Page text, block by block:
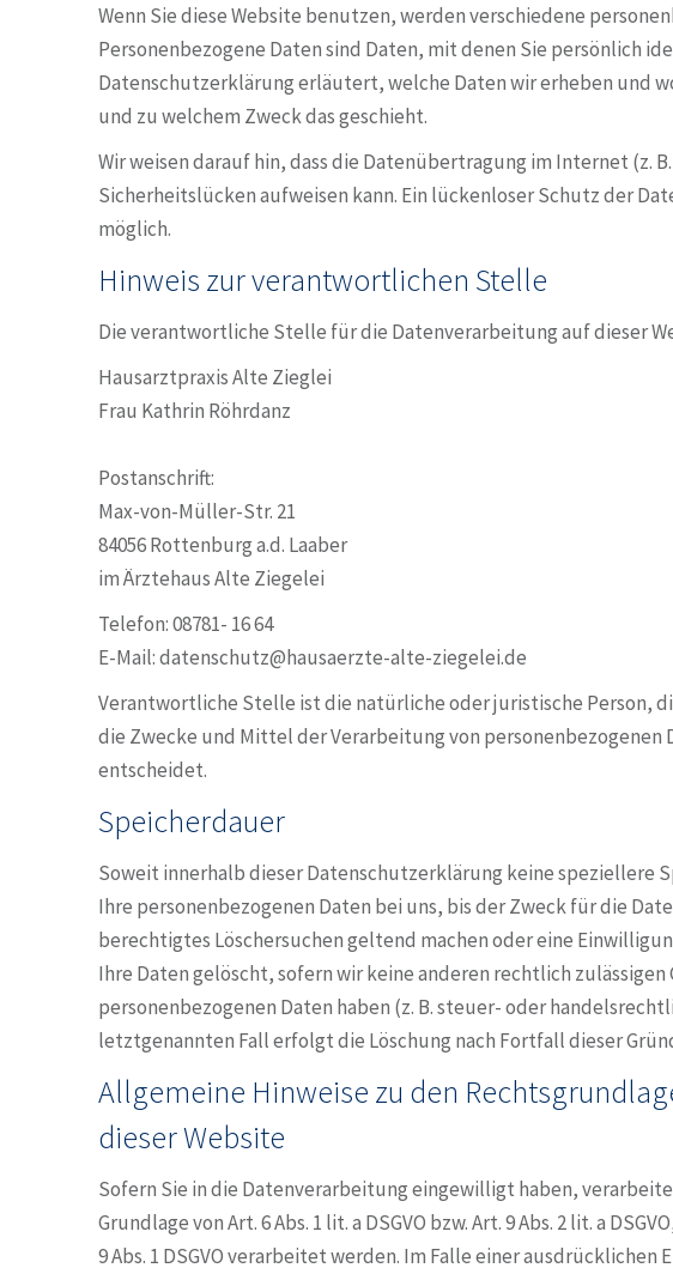
Wenn Sie diese Website benutzen, werden verschiedene
Personenbezogene Daten sind Daten, mit denen Sie persönlich
Datenschutzerklärung erläutert, welche Daten wir erheben und
und zu welchem Zweck das geschieht.
Wir weisen darauf hin, dass die Datenübertragung im Internet (z.
Sicherheitslücken aufweisen kann. Ein lückenloser Schutz der
möglich.
Hinweis zur verantwortlichen Stelle
Die verantwortliche Stelle für die Datenverarbeitung auf dieser
Hausarztpraxis Alte Zieglei
Frau Kathrin Röhrdanz
Postanschrift:
Max-von-Müller-Str. 21
84056 Rottenburg a.d. Laaber
im Ärztehaus Alte Ziegelei
Telefon: 08781- 16 64
E-Mail: datenschutz@hausaerzte-alte-ziegelei.de
Verantwortliche Stelle ist die natürliche oder juristische Person,
die Zwecke und Mittel der Verarbeitung von personenbezogenen
entscheidet.
Speicherdauer
Soweit innerhalb dieser Datenschutzerklärung keine speziellere
Ihre personenbezogenen Daten bei uns, bis der Zweck für die
berechtigtes Löschersuchen geltend machen oder eine
Ihre Daten gelöscht, sofern wir keine anderen rechtlich
personenbezogenen Daten haben (z. B. steuer- oder
letztgenannten Fall erfolgt die Löschung nach Fortfall dieser
Allgemeine Hinweise zu den
dieser Website
Sofern Sie in die Datenverarbeitung eingewilligt haben,
Grundlage von Art. 6 Abs. 1 lit. a DSGVO bzw. Art. 9 Abs. 2 lit. a
9 Abs. 1 DSGVO verarbeitet werden. Im Falle einer